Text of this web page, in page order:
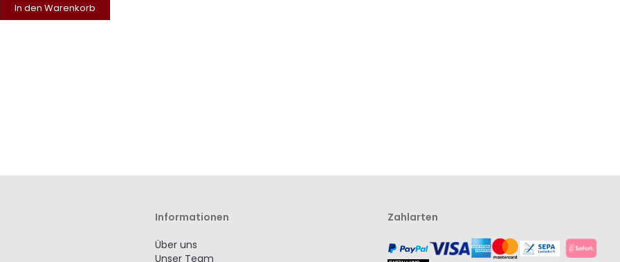
In den Warenkorb
Informationen
Über uns
Unser Team
Zahlarten